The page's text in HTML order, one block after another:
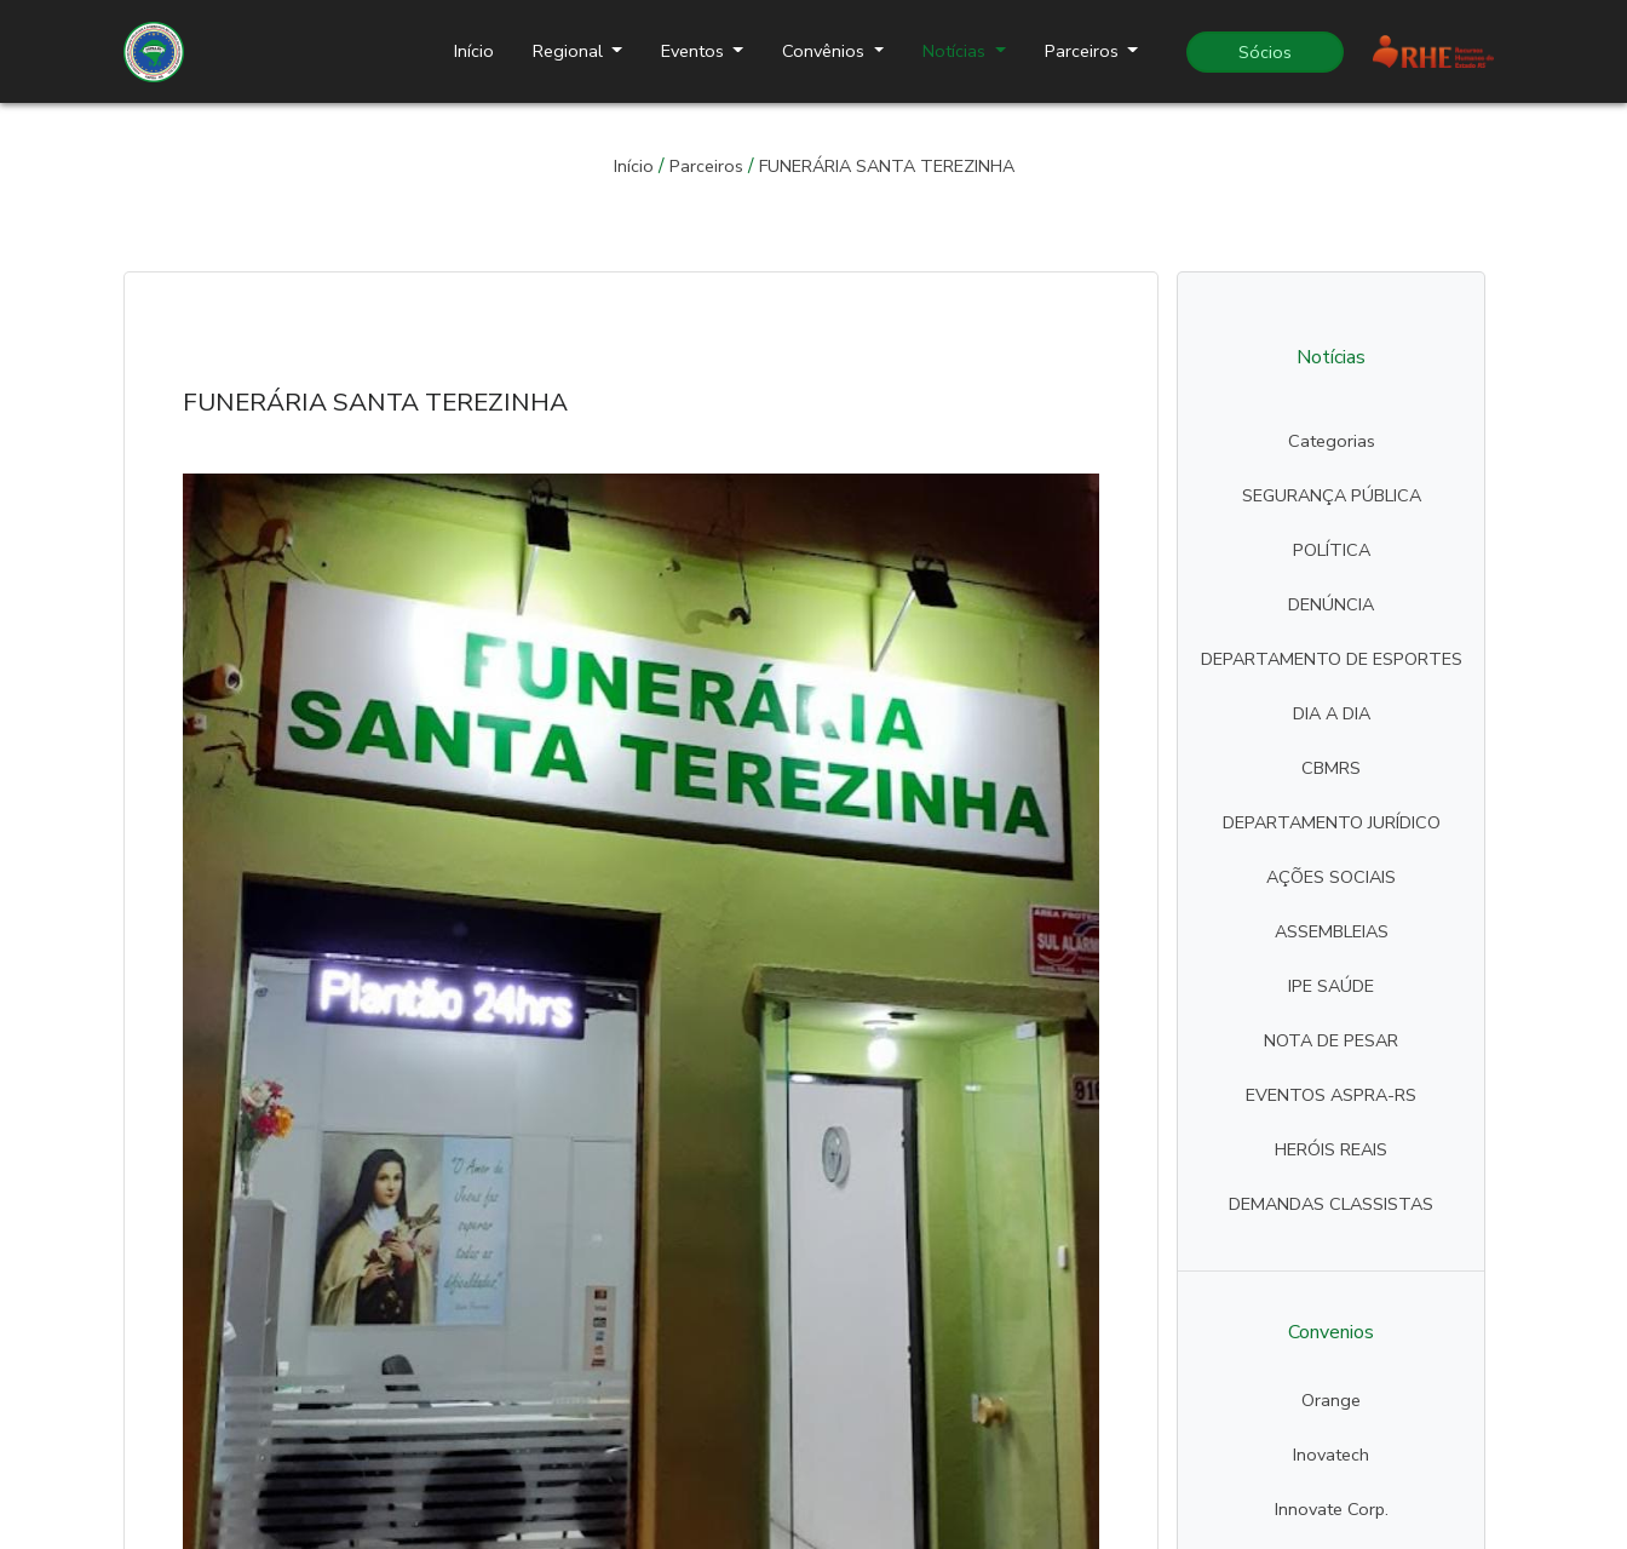
Início Regional Eventos Convênios Notícias Parceiros Sócios
Início/ Parceiros/ FUNERÁRIA SANTA TEREZINHA
FUNERÁRIA SANTA TEREZINHA
Notícias
Categorias
SEGURANÇA PÚBLICA
POLÍTICA
DENÚNCIA
DEPARTAMENTO DE ESPORTES
DIA A DIA
CBMRS
DEPARTAMENTO JURÍDICO
AÇÕES SOCIAIS
ASSEMBLEIAS
IPE SAÚDE
NOTA DE PESAR
EVENTOS ASPRA-RS
HERÓIS REAIS
DEMANDAS CLASSISTAS
Convenios
Orange
Inovatech
Innovate Corp.